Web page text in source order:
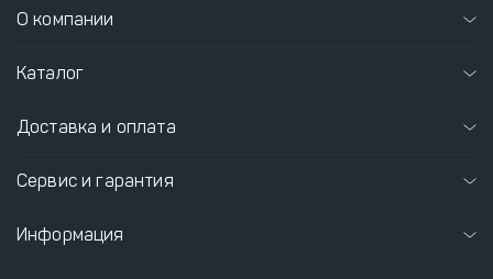
О компании
Каталог
Доставка и оплата
Сервис и гарантия
Информация